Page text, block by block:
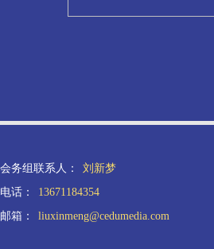
会务组联系人：
刘新梦
电话：
13671184354
邮箱：
liuxinmeng@cedumedia.com